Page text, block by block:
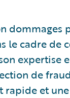
dommages
le cadre de
expertise
de
rapide et